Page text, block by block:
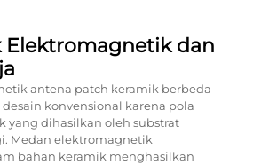
Elektromagnetik dan
antena patch keramik berbeda
konvensional karena pola
yang dihasilkan oleh substrat
Medan elektromagnetik
bahan keramik menghasilkan